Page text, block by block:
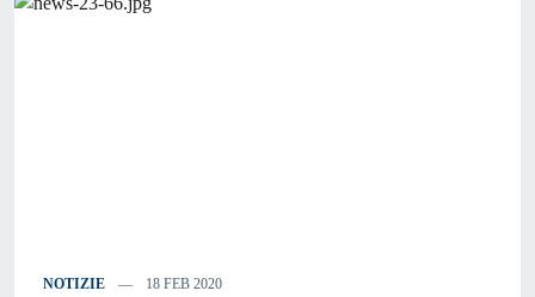
NOTIZIE 18 FEB 2020